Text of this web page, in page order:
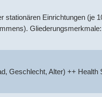
Einrichtungen (je
Geschlecht, Alter) ++